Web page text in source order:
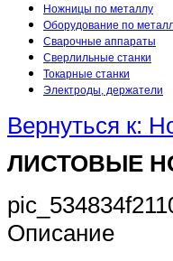
Ножницы по металлу
Оборудование по
Сварочные аппараты
Сверлильные станки
Токарные станки
Электроды, держатели
Вернуться к:
ЛИСТОВЫЕ
Описание